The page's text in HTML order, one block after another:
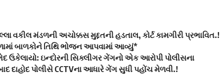
વકીલ મંડળની અચોક્કસ મુદ્દતની હડતાલ, કોર્ટ કામગીરી પ્રભાવિત.!
બાળકોને તિથિ ભોજન આપવામાં આવ્યું*
ભેદ ઉકેલાયો: ઇન્દોરની સિક્લીગર ગેંગનો એક આરોપી પોલીસના
દાહોદ પોલીસે CCTVના આધારે ગેંગ સુધી પહોંચ મેળવી.!